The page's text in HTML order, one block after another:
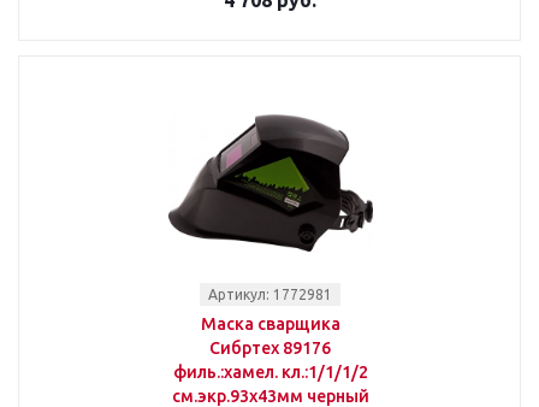
Артикул: 1772981
Маска сварщика
Сибртех 89176
филь.:хамел. кл.:1/1/1/2
см.экр.93x43мм черный